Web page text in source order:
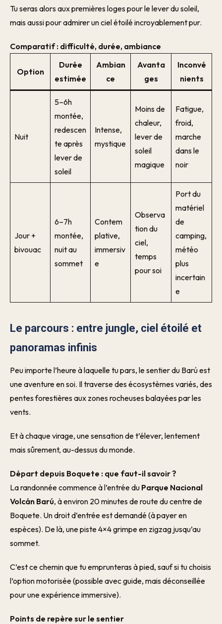
Tu seras alors aux premières loges pour le lever du soleil,
mais aussi pour admirer un ciel étoilé incroyablement pur.
Comparatif : difficulté, durée, ambiance
Option
Durée
estimée
Ambian
ce
Avanta
ges
Inconvé
nients
Nuit
5–6h
montée,
redescen
te après
lever de
soleil
Intense,
mystique
Moins de
chaleur,
lever de
soleil
magique
Fatigue,
froid,
marche
dans le
noir
Jour +
bivouac
6–7h
montée,
nuit au
sommet
Contem
plative,
immersiv
e
Observa
tion du
ciel,
temps
pour soi
Port du
matériel
de
camping,
météo
plus
incertain
e
Le parcours : entre jungle, ciel étoilé et
panoramas infinis
Peu importe l’heure à laquelle tu pars, le sentier du Barú est
une aventure en soi. Il traverse des écosystèmes variés, des
pentes forestières aux zones rocheuses balayées par les
vents.
Et à chaque virage, une sensation de t’élever, lentement
mais sûrement, au-dessus du monde.
Départ depuis Boquete : que faut-il savoir ?
La randonnée commence à l’entrée du Parque Nacional
Volcán Barú, à environ 20 minutes de route du centre de
Boquete. Un droit d’entrée est demandé (à payer en
espèces). De là, une piste 4×4 grimpe en zigzag jusqu’au
sommet.
C’est ce chemin que tu emprunteras à pied, sauf si tu choisis
l’option motorisée (possible avec guide, mais déconseillée
pour une expérience immersive).
Points de repère sur le sentier